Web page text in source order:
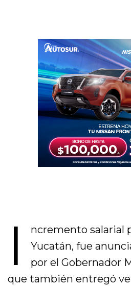
I
ncremento salarial
Yucatán, fue
por el Gobernador
que también entregó